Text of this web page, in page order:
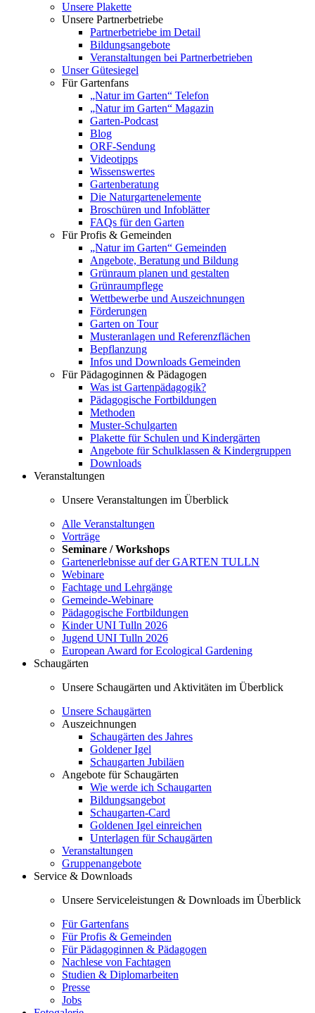
Unsere Plakette
Unsere Partnerbetriebe
Partnerbetriebe im Detail
Bildungsangebote
Veranstaltungen bei Partnerbetrieben
Unser Gütesiegel
Für Gartenfans
„Natur im Garten“ Telefon
„Natur im Garten“ Magazin
Garten-Podcast
Blog
ORF-Sendung
Videotipps
Wissenswertes
Gartenberatung
Die Naturgartenelemente
Broschüren und Infoblätter
FAQs für den Garten
Für Profis & Gemeinden
„Natur im Garten“ Gemeinden
Angebote, Beratung und Bildung
Grünraum planen und gestalten
Grünraumpflege
Wettbewerbe und Auszeichnungen
Förderungen
Garten on Tour
Musteranlagen und Referenzflächen
Bepflanzung
Infos und Downloads Gemeinden
Für Pädagoginnen & Pädagogen
Was ist Gartenpädagogik?
Pädagogische Fortbildungen
Methoden
Muster-Schulgarten
Plakette für Schulen und Kindergärten
Angebote für Schulklassen & Kindergruppen
Downloads
Veranstaltungen
Unsere Veranstaltungen im Überblick
Alle Veranstaltungen
Vorträge
Seminare / Workshops
Gartenerlebnisse auf der GARTEN TULLN
Webinare
Fachtage und Lehrgänge
Gemeinde-Webinare
Pädagogische Fortbildungen
Kinder UNI Tulln 2026
Jugend UNI Tulln 2026
European Award for Ecological Gardening
Schaugärten
Unsere Schaugärten und Aktivitäten im Überblick
Unsere Schaugärten
Auszeichnungen
Schaugärten des Jahres
Goldener Igel
Schaugarten Jubiläen
Angebote für Schaugärten
Wie werde ich Schaugarten
Bildungsangebot
Schaugarten-Card
Goldenen Igel einreichen
Unterlagen für Schaugärten
Veranstaltungen
Gruppenangebote
Service & Downloads
Unsere Serviceleistungen & Downloads im Überblick
Für Gartenfans
Für Profis & Gemeinden
Für Pädagoginnen & Pädagogen
Nachlese von Fachtagen
Studien & Diplomarbeiten
Presse
Jobs